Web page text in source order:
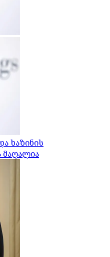
ხაზინის
მაღალია